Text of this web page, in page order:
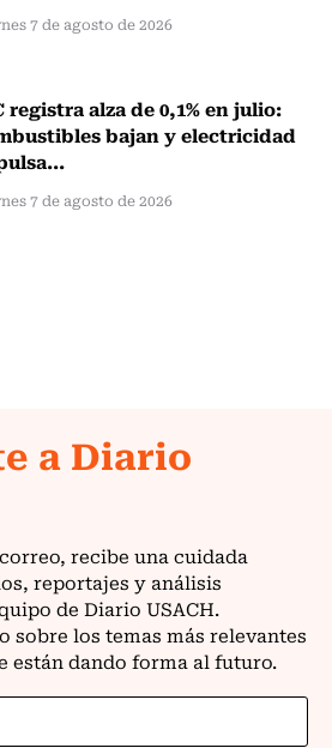
7 de agosto de 2026
registra alza de 0,1% en julio:
bajan y electricidad
7 de agosto de 2026